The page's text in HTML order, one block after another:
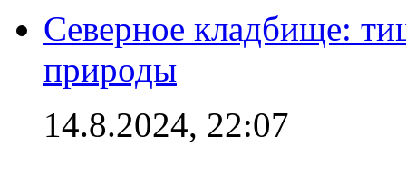
Северное кладбище:
природы
14.8.2024, 22:07